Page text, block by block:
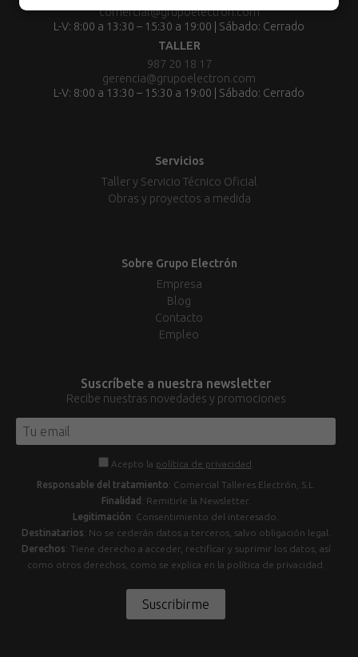
comercial@grupoelectron.com
L-V: 8:00 a 13:30 – 15:30 a 19:00 | Sábado: Cerrado
TALLER
987 20 18 17
gerencia@grupoelectron.com
L-V: 8:00 a 13:30 – 15:30 a 19:00 | Sábado: Cerrado
Servicios
Taller y Servicio Técnico Oficial
Obras y proyectos a medida
Sobre Grupo Electrón
Empresa
Blog
Contacto
Empleo
Suscríbete a nuestra newsletter
Recibe nuestras novedades y promociones
Acepto la política de privacidad
Responsable del tratamiento: Comercial Talleres Electrón, S.L.
Finalidad : Remitirle la Newsletter.
Legitimación: Consentimiento del interesado.
Destinatarios: No se cederán datos a terceros, salvo obligación legal.
Derechos: Tiene derecho a acceder, rectificar y suprimir los datos, así
como otros derechos, como se explica en la política de privacidad.
Suscribirme